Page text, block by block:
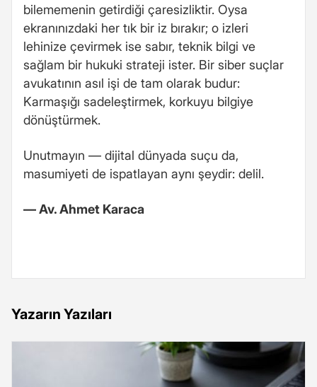
bilememenin getirdiği çaresizliktir. Oysa
ekranınızdaki her tık bir iz bırakır; o izleri
lehinize çevirmek ise sabır, teknik bilgi ve
sağlam bir hukuki strateji ister. Bir siber suçlar
avukatının asıl işi de tam olarak budur:
Karmaşığı sadeleştirmek, korkuyu bilgiye
dönüştürmek.
Unutmayın — dijital dünyada suçu da,
masumiyeti de ispatlayan aynı şeydir: delil.
— Av. Ahmet Karaca
Yazarın Yazıları